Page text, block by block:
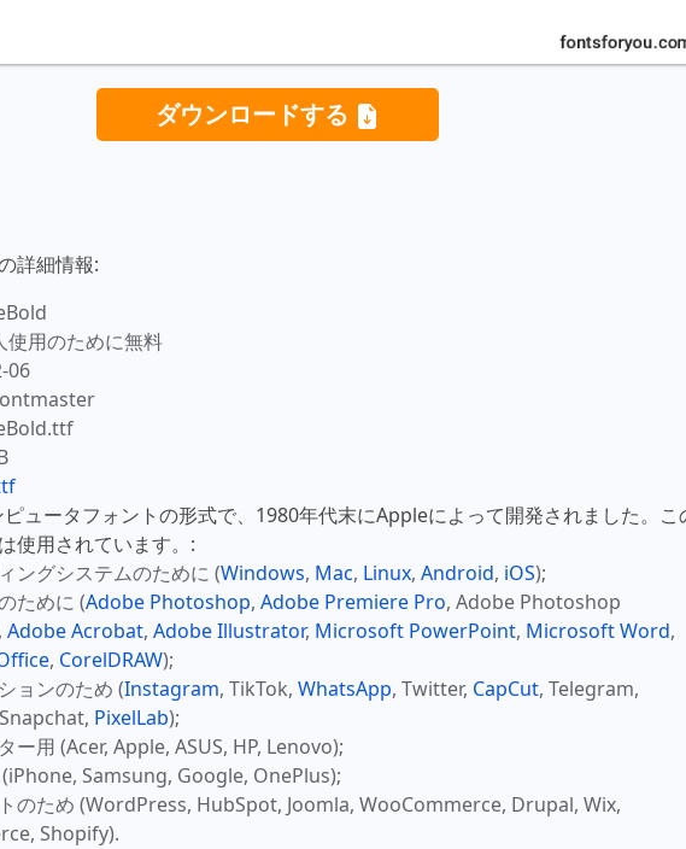
ダウンロードする
詳細情報:
使用のために無料
06
ュータフォントの形式で、1980年代末にAppleによって開発されました。こ
使用されています。:
ングシステムのために (Windows, Mac, Linux, Android, iOS);
ために (Adobe Photoshop, Adobe Premiere Pro, Adobe Photoshop
Adobe Acrobat, Adobe Illustrator, Microsoft PowerPoint, Microsoft Word,
, CorelDRAW);
ョンのため (Instagram, TikTok, WhatsApp, Twitter, CapCut, Telegram,
PixelLab);
ー用 (Acer, Apple, ASUS, HP, Lenovo);
Samsung, Google, OnePlus);
のため (WordPress, HubSpot, Joomla, WooCommerce, Drupal, Wix,
Shopify).